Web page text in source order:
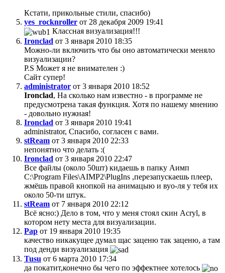
Кстати, прикольные стили, спасибо)
yes_rocknroller от 28 декабря 2009 19:41
Классная визуализация!!!
Ironclad от 3 января 2010 18:35
Можно-ли включить что бы оно автоматически меняло
визуализации?
P.S Может я не внимателен :)
Сайт супер!
administrator от 3 января 2010 18:52
Ironclad, На сколько нам известно - в программе не
предусмотрена такая функция. Хотя по нашему мнению
- довольно нужная!
Ironclad от 3 января 2010 19:41
administrator, Спасибо, согласен с вами.
stReam от 3 января 2010 22:33
непонятно что делать :(
Ironclad от 3 января 2010 22:47
Все файлы (около 50шт) кидаешь в папку Аимп
C:\Program Files\AIMP2\PlugIns ,перезапускаешь плеер,
жмёшь правой кнопкой на анимацыю и вуо-ля у тебя их
около 50-ти штук.
stReam от 7 января 2010 22:12
Всё ясно:) Дело в том, что у меня стоял скин Acryl, в
котором нету места для визуализации.
Pap от 19 января 2010 19:35
качество никакущее думал щас заценю так заценю, а там
под денди визуализация
Tusu от 6 марта 2010 17:34
да покатит,конечно бы чего по эффектнее хотелось